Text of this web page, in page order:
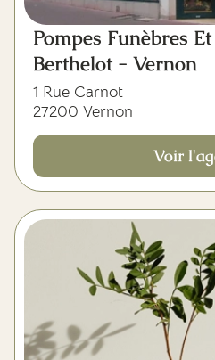
Pompes Funèbres
Berthelot - Vernon
1 Rue Carnot
27200 Vernon
Voir